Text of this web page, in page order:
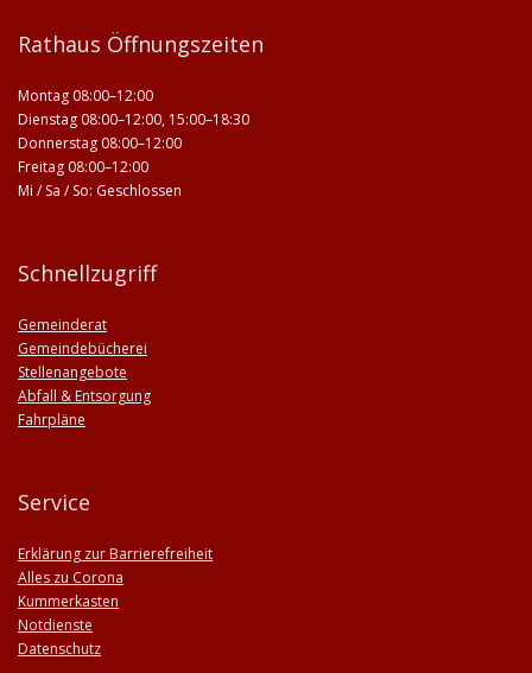
Rathaus Öffnungszeiten
Montag 08:00–12:00
Dienstag 08:00–12:00, 15:00–18:30
Donnerstag 08:00–12:00
Freitag 08:00–12:00
Mi / Sa / So: Geschlossen
Schnellzugriff
Gemeinderat
Gemeindebücherei
Stellenangebote
Abfall & Entsorgung
Fahrpläne
Service
Erklärung zur Barrierefreiheit
Alles zu Corona
Kummerkasten
Notdienste
Datenschutz